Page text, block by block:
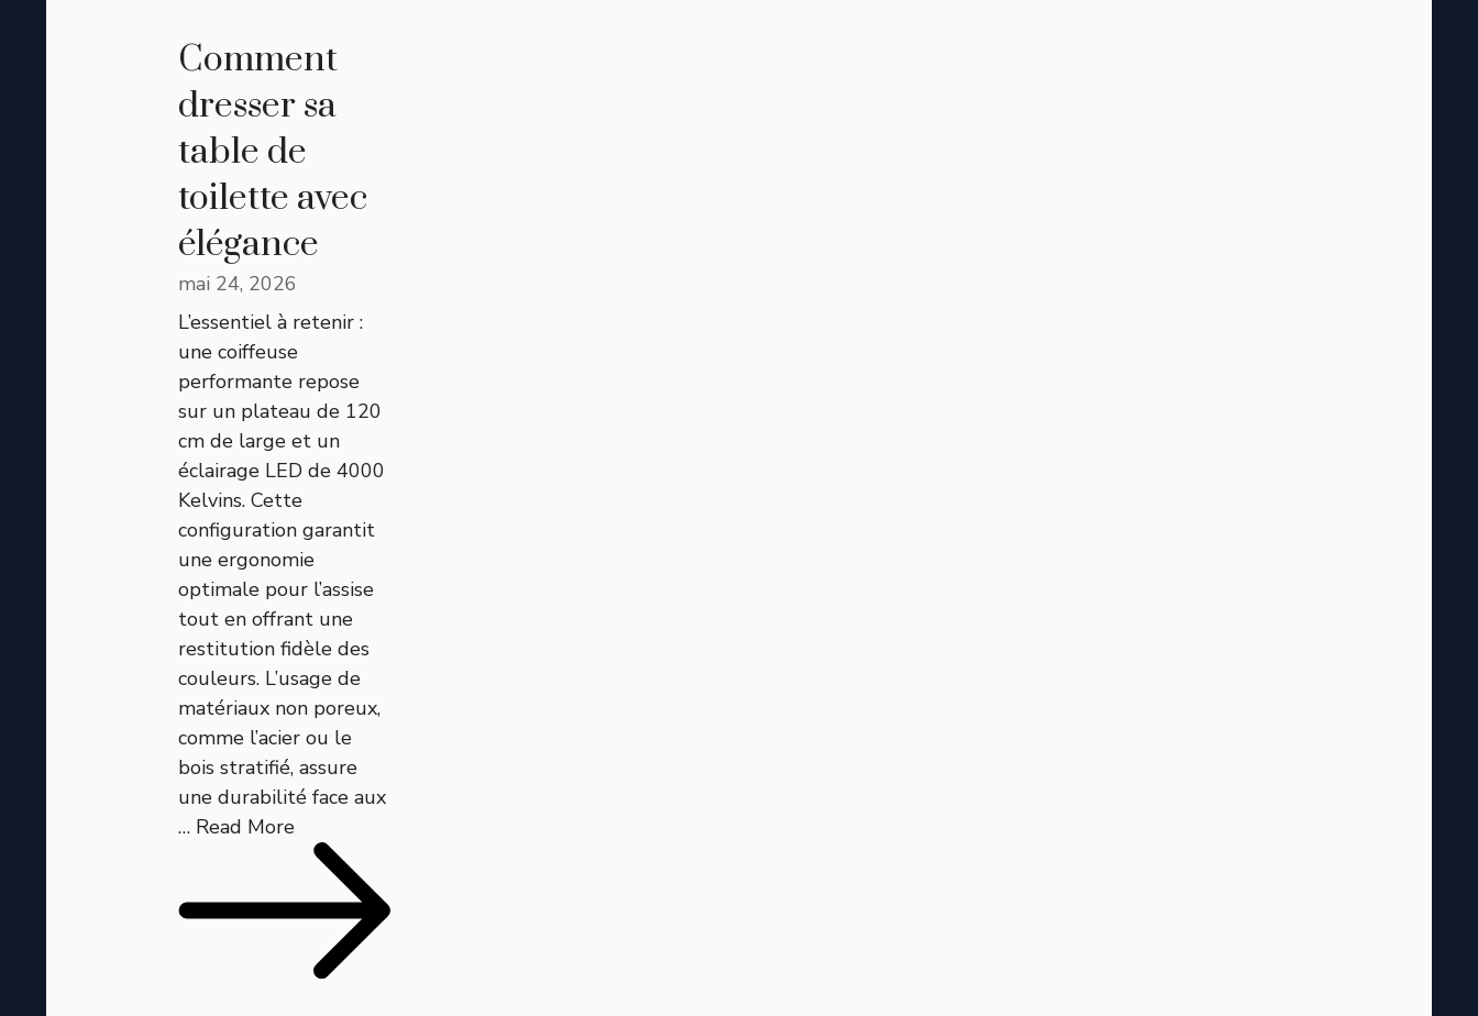
Comment
dresser sa
table de
toilette avec
élégance
mai 24, 2026
L’essentiel à retenir :
une coiffeuse
performante repose
sur un plateau de 120
cm de large et un
éclairage LED de 4000
Kelvins. Cette
configuration garantit
une ergonomie
optimale pour l’assise
tout en offrant une
restitution fidèle des
couleurs. L’usage de
matériaux non poreux,
comme l’acier ou le
bois stratifié, assure
une durabilité face aux
… Read More